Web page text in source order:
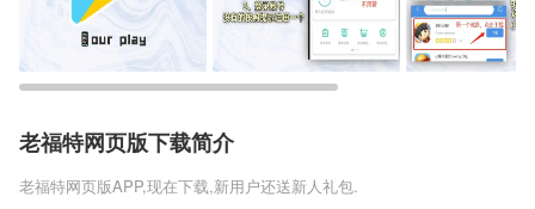
老福特网页版下载简介
老福特网页版APP,现在下载,新用户还送新人礼包.